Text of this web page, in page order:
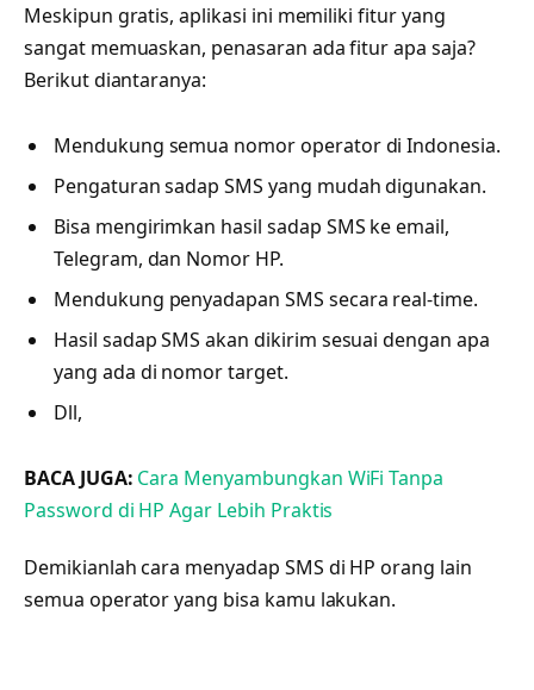
Meskipun gratis, aplikasi ini memiliki fitur yang
sangat memuaskan, penasaran ada fitur apa saja?
Berikut diantaranya:
Mendukung semua nomor operator di Indonesia.
Pengaturan sadap SMS yang mudah digunakan.
Bisa mengirimkan hasil sadap SMS ke email,
Telegram, dan Nomor HP.
Mendukung penyadapan SMS secara real-time.
Hasil sadap SMS akan dikirim sesuai dengan apa
yang ada di nomor target.
Dll,
BACA JUGA: Cara Menyambungkan WiFi Tanpa
Password di HP Agar Lebih Praktis
Demikianlah cara menyadap SMS di HP orang lain
semua operator yang bisa kamu lakukan.